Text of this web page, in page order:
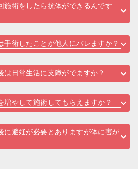
施術をしたら抗体ができるんです
手術したことが他人にバレますか？
は日常生活に支障がでますか？
増やして施術してもらえますか？
に避妊が必要とありますが体に害が